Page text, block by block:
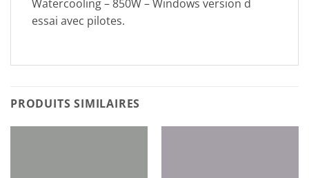
Watercooling – 850W – Windows version d
essai avec pilotes.
PRODUITS SIMILAIRES